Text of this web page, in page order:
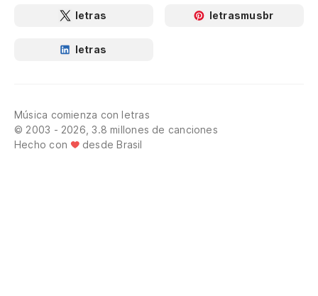
letras letrasmusbr
letras
Música comienza con letras
© 2003 - 2026, 3.8 millones de canciones
Hecho con
desde Brasil